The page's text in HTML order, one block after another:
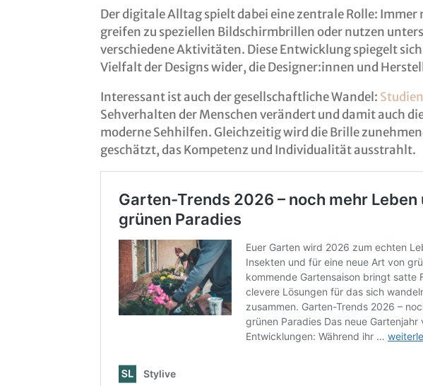
Der digitale Alltag spielt dabei eine zentrale Rolle:
greifen zu speziellen Bildschirmbrillen oder nutzen
verschiedene Aktivitäten. Diese Entwicklung spiegelt
Vielfalt der Designs wider, die Designer:innen und
Interessant ist auch der gesellschaftliche Wandel:
Sehverhalten der Menschen verändert und damit auch
moderne Sehhilfen. Gleichzeitig wird die Brille
geschätzt, das Kompetenz und Individualität ausstrahlt.